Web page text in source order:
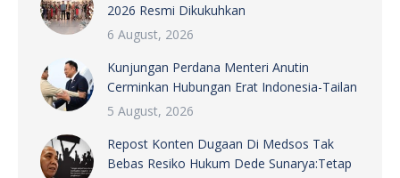
2026 Resmi Dikukuhkan
6 August, 2026
Kunjungan Perdana Menteri Anutin
Cerminkan Hubungan Erat Indonesia-Tailan
5 August, 2026
Repost Konten Dugaan Di Medsos Tak
Bebas Resiko Hukum Dede Sunarya:Tetap